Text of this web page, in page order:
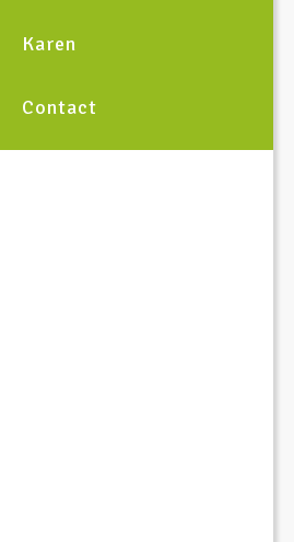
Karen
Contact